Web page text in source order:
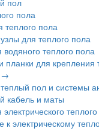
пола
теплого пола
для теплого пола
водяного теплого пола
планки для крепления
→
пол и системы
кабель и маты
электрическому